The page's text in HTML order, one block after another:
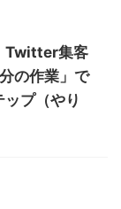
Twitter集客
の作業」で
プ（やり